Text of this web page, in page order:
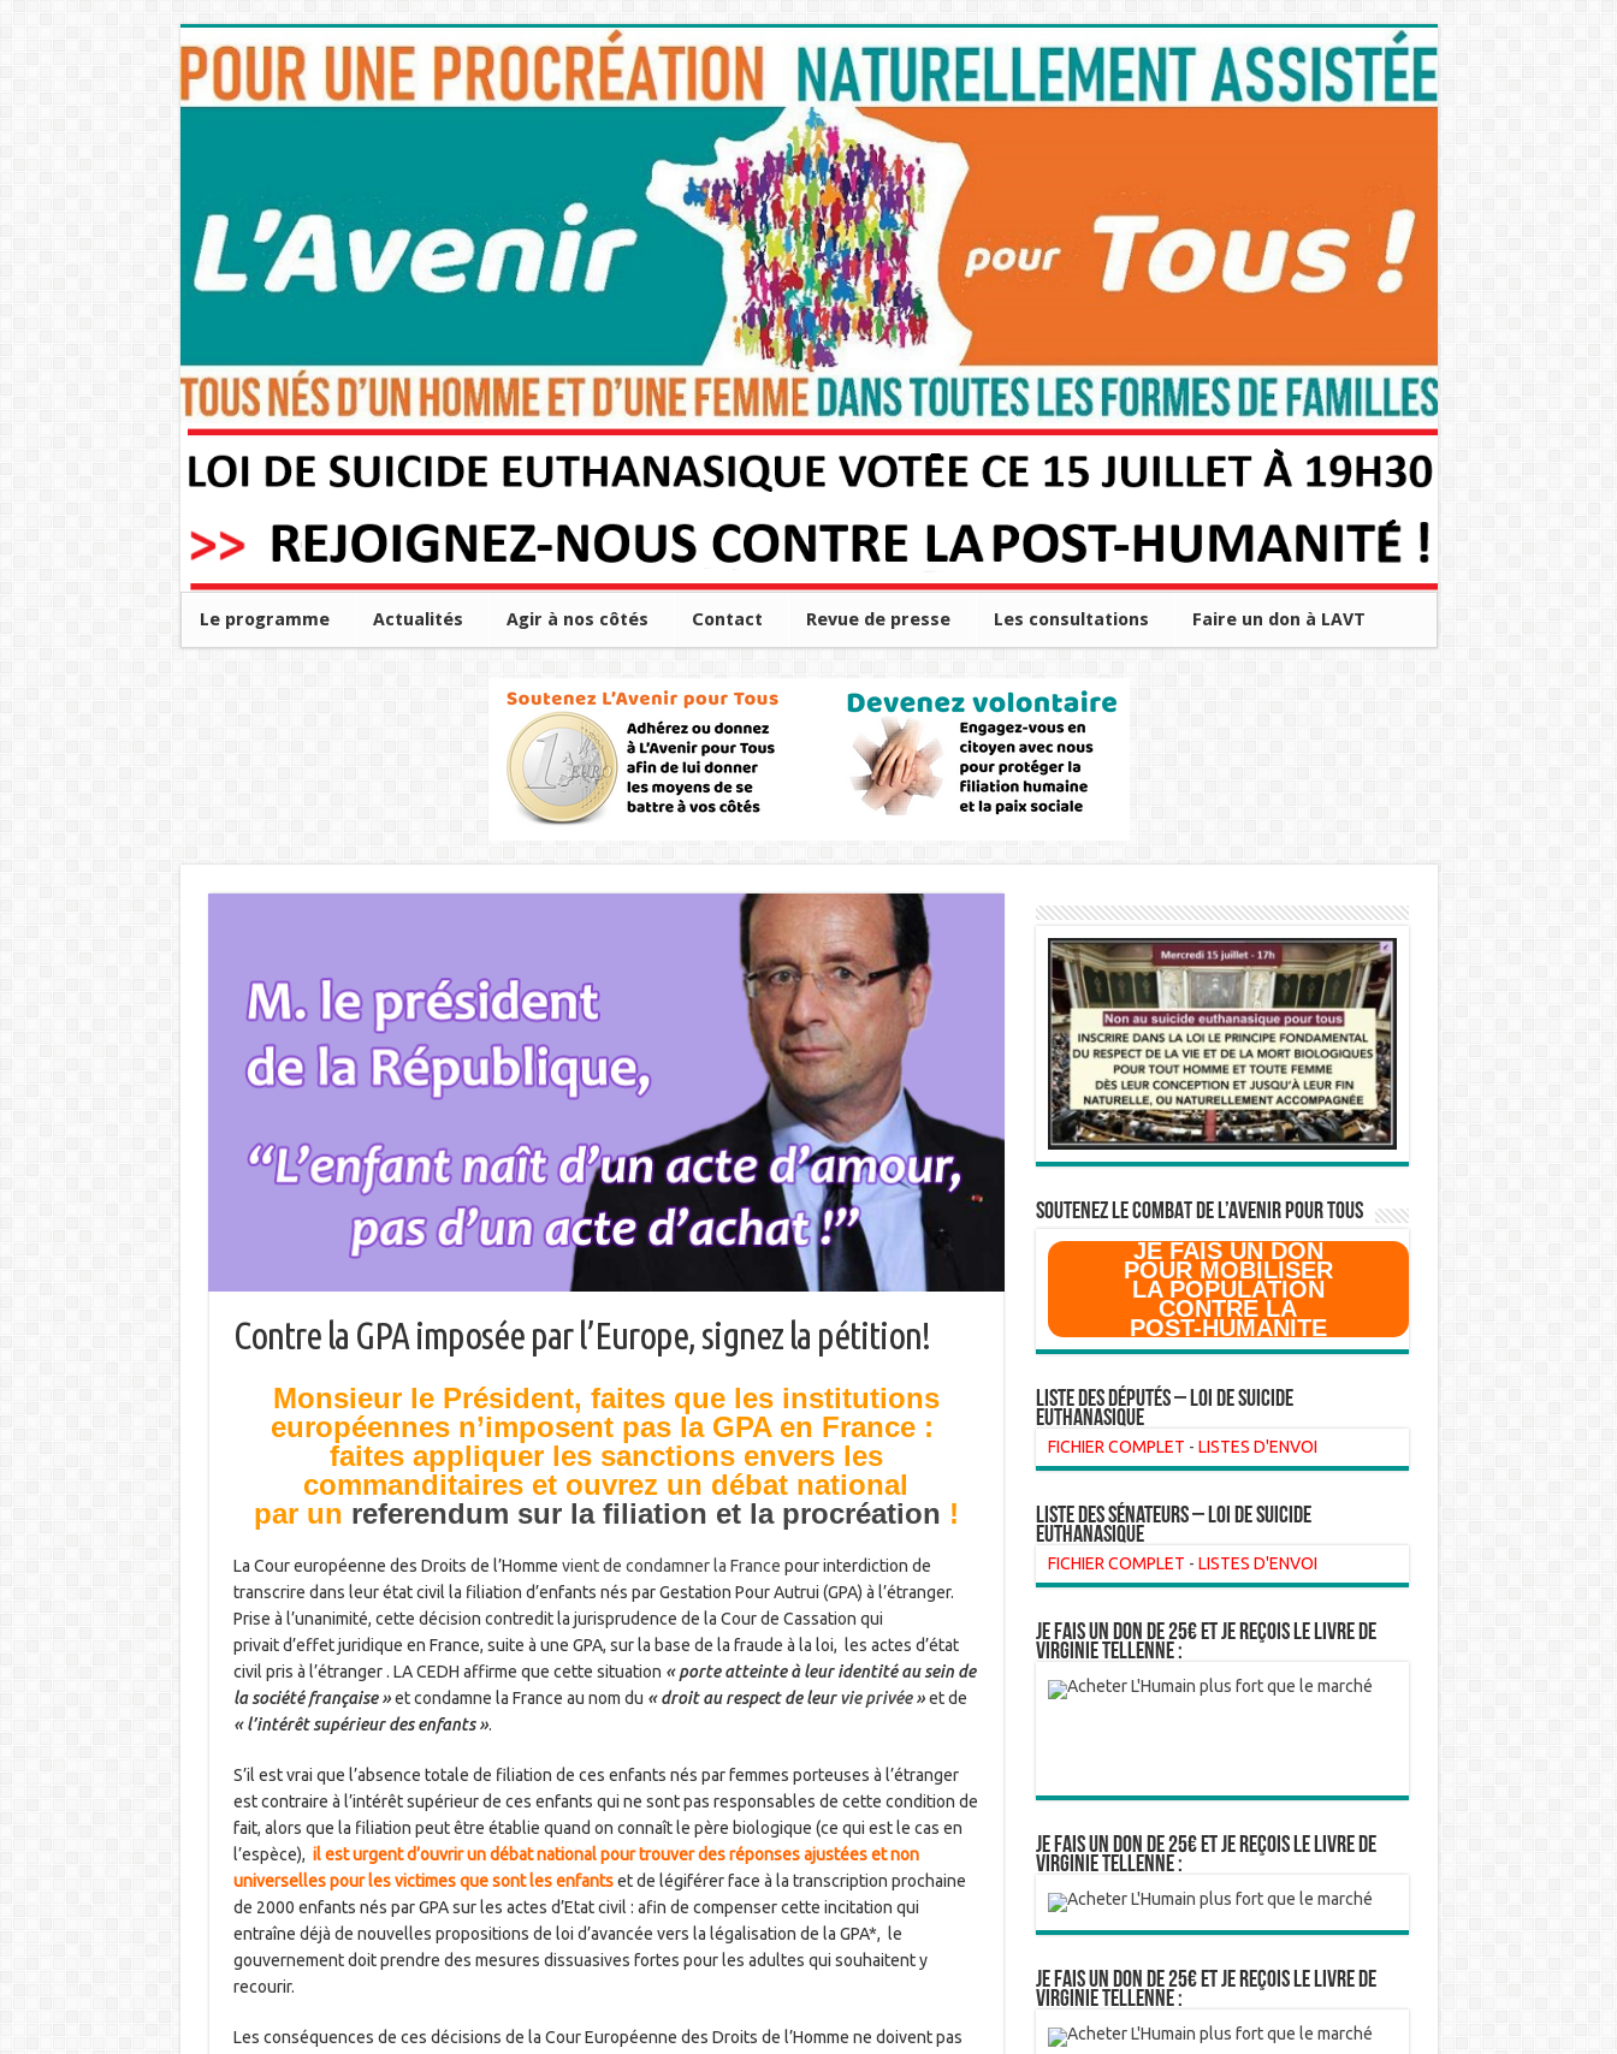
Le programme Actualités Agir à nos côtés Contact Revue de presse Les consultations Faire un don à LAVT
Contre la GPA imposée par l’Europe, signez la pétition!
Monsieur le Président, faites que les institutions
européennes n’imposent pas la GPA en France :
faites appliquer les sanctions envers les
commanditaires et ouvrez un débat national
par un referendum sur la filiation et la procréation !
La Cour européenne des Droits de l’Homme vient de condamner la France pour interdiction de
transcrire dans leur état civil la filiation d’enfants nés par Gestation Pour Autrui (GPA) à l’étranger.
Prise à l’unanimité, cette décision contredit la jurisprudence de la Cour de Cassation qui
privait d’effet juridique en France, suite à une GPA, sur la base de la fraude à la loi, les actes d’état
civil pris à l’étranger . LA CEDH affirme que cette situation « porte atteinte à leur identité au sein de
la société française »et condamne la France au nom du « droit au respect de leurvie privée»et de
« l’intérêt supérieur des enfants ».
S’il est vrai que l’absence totale de filiation de ces enfants nés par femmes porteuses à l’étranger
est contraire à l’intérêt supérieur de ces enfants qui ne sont pas responsables de cette condition de
fait, alors que la filiation peut être établie quand on connaît le père biologique (ce qui est le cas en
l’espèce), il est urgent d’ouvrir un débat national pour trouver des réponses ajustées et non
universelles pour les victimes que sont les enfantset de légiférer face à la transcription prochaine
de 2000 enfants nés par GPA sur les actes d’Etat civil : afin de compenser cette incitation qui
entraîne déjà de nouvelles propositions de loi d’avancée vers la légalisation de la GPA*, le
gouvernement doit prendre des mesures dissuasives fortes pour les adultes qui souhaitent y
recourir.
Les conséquences de ces décisions de la Cour Européenne des Droits de l’Homme ne doivent pas
SOUTENEZ LE COMBAT DE L’AVenir pour Tous
JE FAIS UN DON
POUR MOBILISER
LA POPULATION
CONTRE LA
POST-HUMANITE
Liste des Députés – Loi de suicide
euthanasique
FICHIER COMPLET - LISTES D'ENVOI
liste des sénateurs – loi de suicide
euthanasique
FICHIER COMPLET - LISTES D'ENVOI
Je fais un don de 25€ et je reçois le livre de
Virginie Tellenne :
Je fais un don de 25€ et je reçois le livre de
Virginie Tellenne :
Je fais un don de 25€ et je reçois le livre de
Virginie Tellenne :